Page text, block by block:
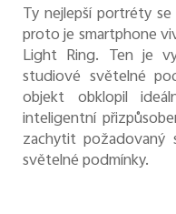
Ty nejlepší portréty
proto je smartphone
Light Ring. Ten je
studiové světelné
objekt obklopil
inteligentní
zachytit požadovaný
světelné podmínky.